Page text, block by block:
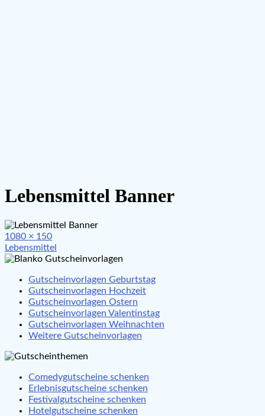
Lebensmittel Banner
Full
size
1080 × 150
Beitragsnavigation
Lebensmittel
Gutscheinvorlagen Geburtstag
Gutscheinvorlagen Hochzeit
Gutscheinvorlagen Ostern
Gutscheinvorlagen Valentinstag
Gutscheinvorlagen Weihnachten
Weitere Gutscheinvorlagen
Comedygutscheine schenken
Erlebnisgutscheine schenken
Festivalgutscheine schenken
Hotelgutscheine schenken